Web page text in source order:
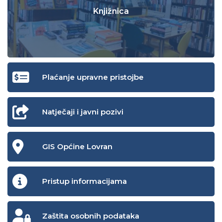
Knjižnica
Plaćanje upravne pristojbe
Natječaji i javni pozivi
GIS Općine Lovran
Pristup informacijama
Zaštita osobnih podataka